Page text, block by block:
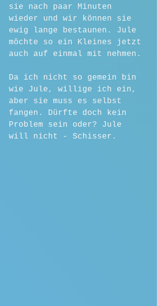
sie nach paar Minuten
wieder und wir können sie
ewig lange bestaunen. Jule
möchte so ein Kleines jetzt
auch auf einmal mit nehmen.
Da ich nicht so gemein bin
wie Jule, willige ich ein,
aber sie muss es selbst
fangen. Dürfte doch kein
Problem sein oder? Jule
will nicht - Schisser.